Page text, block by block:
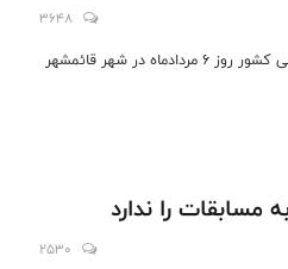
3648
رقابت های کشتی آلیش بانوان قهرمانی کشور روز 6 مردادماه در شهر قائمشهر
مسابقات را ندارد
2530